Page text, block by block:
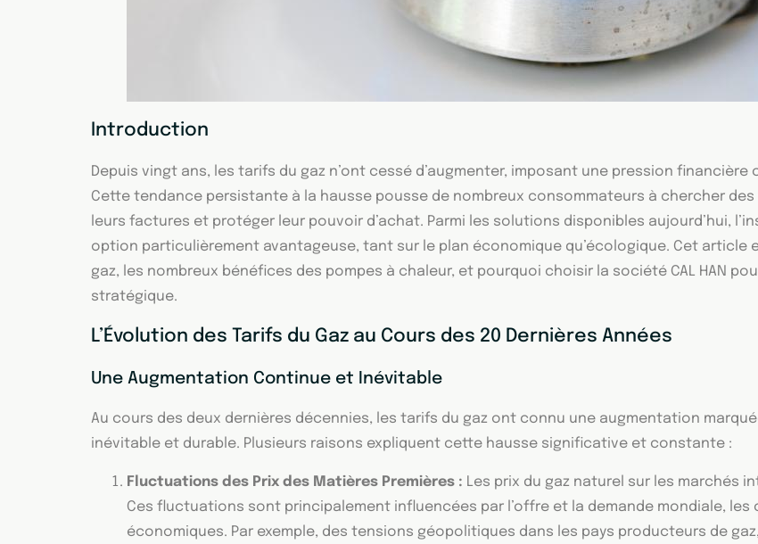
Introduction
Depuis vingt ans, les tarifs du gaz n’ont cessé d’augmenter, imposant une pression
Cette tendance persistante à la hausse pousse de nombreux consommateurs à chercher
leurs factures et protéger leur pouvoir d’achat. Parmi les solutions disponibles aujourd’hui,
option particulièrement avantageuse, tant sur le plan économique qu’écologique. Cet article
gaz, les nombreux bénéfices des pompes à chaleur, et pourquoi choisir la société CAL HAN
stratégique.
L’Évolution des Tarifs du Gaz au Cours des 20 Dernières Années
Une Augmentation Continue et Inévitable
Au cours des deux dernières décennies, les tarifs du gaz ont connu une augmentation
inévitable et durable. Plusieurs raisons expliquent cette hausse significative et constante :
Fluctuations des Prix des Matières Premières : Les prix du gaz naturel sur les
Ces fluctuations sont principalement influencées par l’offre et la demande mondiale,
économiques. Par exemple, des tensions géopolitiques dans les pays producteurs de